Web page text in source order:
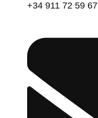
+34 911 72 59 67